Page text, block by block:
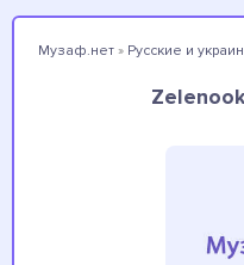
Музаф.нет » Русские и